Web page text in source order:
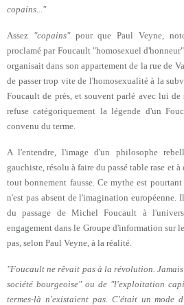
copains..."
Assez "copains"pour que Paul Veyne,
proclamé par Foucault "homosexuel
organisait dans son appartement de la rue de
de passer trop vite de l'homosexualité à la
Foucault de près, et souvent parlé avec lui de
refuse catégoriquement la légende d'un
convenu du terme.
A l'entendre, l'image d'un philosophe
gauchiste, résolu à faire du passé table rase et
tout bonnement fausse. Ce mythe est
n'est pas absent de l'imagination européenne.
du passage de Michel Foucault à
engagement dans le Groupe d'information sur
pas, selon Paul Veyne, à la réalité.
"Foucault ne rêvait pas à la révolution.
société bourgeoise" ou de "l'exploitation
termes-là n'existaient pas. C'était un mode